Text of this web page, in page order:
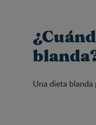
Una dieta blanda